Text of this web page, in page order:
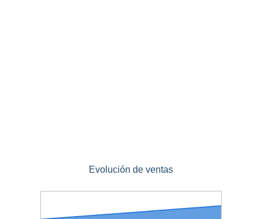
Evolución de ventas